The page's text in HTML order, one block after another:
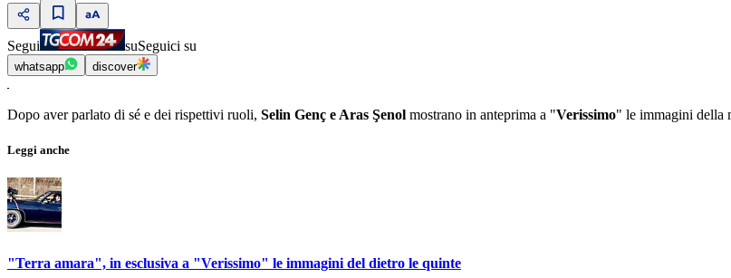
Segui suSeguici su
whatsapp discover
Dopo aver parlato di sé e dei rispettivi ruoli, Selin Genç e Aras Şenol mostrano in anteprima a "Verissimo" le immagini della
Leggi anche
"Terra amara", in esclusiva a "Verissimo" le immagini del dietro le quinte